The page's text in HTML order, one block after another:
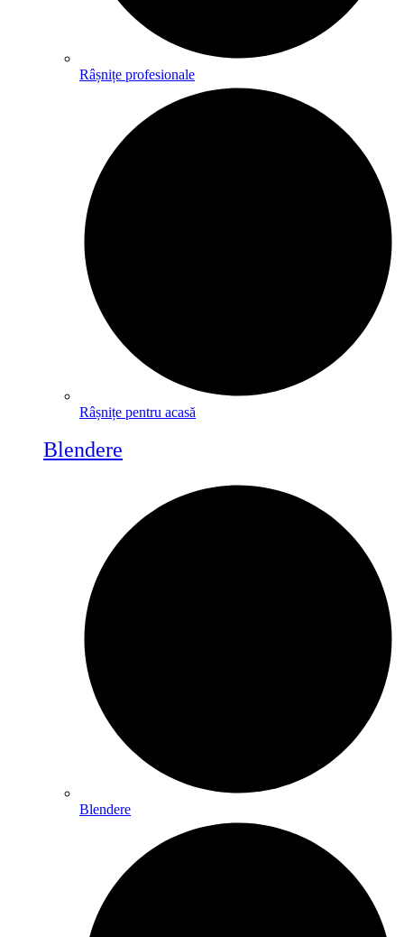
Râșnițe profesionale
Râșnițe pentru acasă
Blendere
Blendere